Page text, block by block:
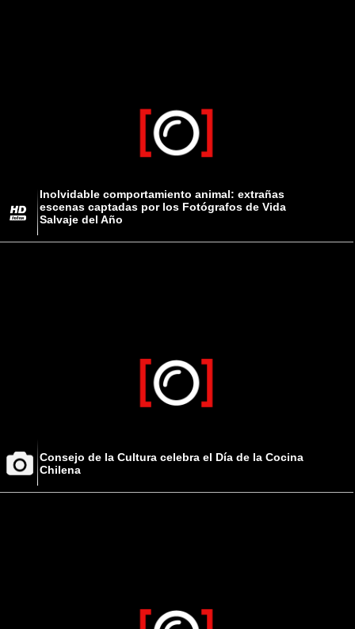
Inolvidable comportamiento animal: extrañas
escenas captadas por los Fotógrafos de Vida
Salvaje del Año
Consejo de la Cultura celebra el Día de la Cocina
Chilena